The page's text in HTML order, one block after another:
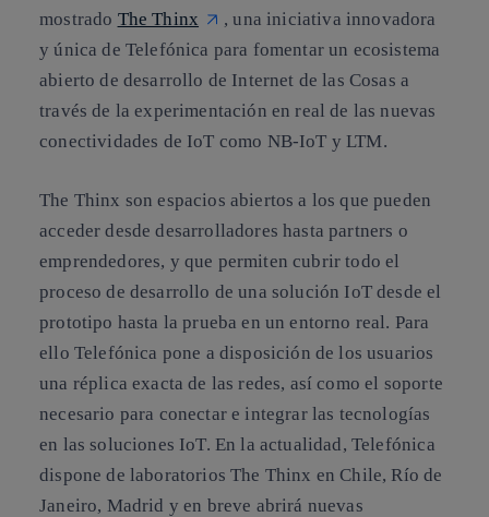
mostrado The Thinx
, una iniciativa innovadora
y única de Telefónica para fomentar un ecosistema
abierto de desarrollo de Internet de las Cosas a
través de la experimentación en real de las nuevas
conectividades de IoT como NB-IoT y LTM.
The Thinx son espacios abiertos a los que pueden
acceder desde desarrolladores hasta partners o
emprendedores, y que permiten cubrir todo el
proceso de desarrollo de una solución IoT desde el
prototipo hasta la prueba en un entorno real. Para
ello Telefónica pone a disposición de los usuarios
una réplica exacta de las redes, así como el soporte
necesario para conectar e integrar las tecnologías
en las soluciones IoT. En la actualidad, Telefónica
dispone de laboratorios The Thinx en Chile, Río de
Janeiro, Madrid y en breve abrirá nuevas